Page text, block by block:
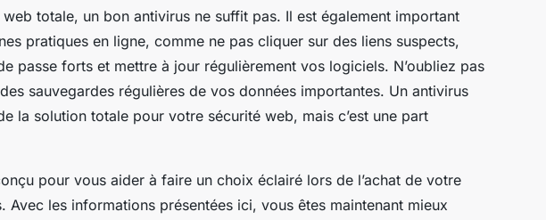
web totale, un bon antivirus ne suffit pas. Il est également important
pratiques en ligne, comme ne pas cliquer sur des liens suspects,
passe forts et mettre à jour régulièrement vos logiciels. N’oubliez pas
sauvegardes régulières de vos données importantes. Un antivirus
de la solution totale pour votre sécurité web, mais c’est une part
pour vous aider à faire un choix éclairé lors de l’achat de votre
Avec les informations présentées ici, vous êtes maintenant mieux